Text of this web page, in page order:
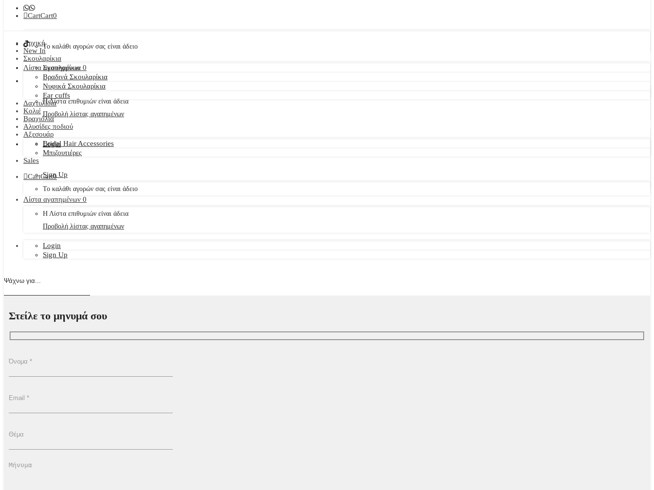
CartCart0
Το καλάθι αγορών σας είναι άδειο
Λίστα αγαπημένων 0
Η Λίστα επιθυμιών είναι άδεια
Προβολή λίστας αγαπημένων
Login
Sign Up
Αρχική
New In
Σκουλαρίκια
Σκουλαρίκια
Βραδινά Σκουλαρίκια
Νυφικά Σκουλαρίκια
Ear cuffs
Δαχτυλίδια
Κολιέ
Βραχιόλια
Αλυσίδες ποδιού
Αξεσουάρ
Bridal Hair Accessories
Μπιζουτιέρες
Sales
CartCart0
Το καλάθι αγορών σας είναι άδειο
Λίστα αγαπημένων 0
Η Λίστα επιθυμιών είναι άδεια
Προβολή λίστας αγαπημένων
Login
Sign Up
Στείλε το μηνυμά σου